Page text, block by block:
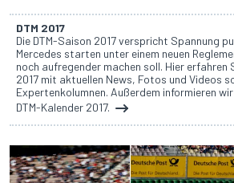
DTM 2017
Die DTM-Saison 2017 verspricht Spannung
Mercedes starten unter einem neuen
noch aufregender machen soll. Hier erfahren
2017 mit aktuellen News, Fotos und Videos
Expertenkolumnen. Außerdem informieren
DTM-Kalender 2017.